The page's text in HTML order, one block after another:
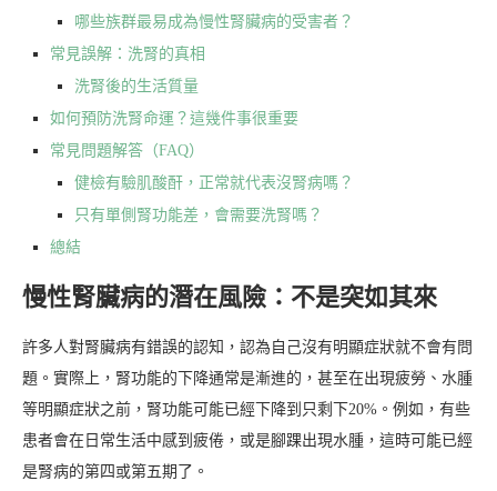
哪些族群最易成為慢性腎臟病的受害者？
常見誤解：洗腎的真相
洗腎後的生活質量
如何預防洗腎命運？這幾件事很重要
常見問題解答（FAQ）
健檢有驗肌酸酐，正常就代表沒腎病嗎？
只有單側腎功能差，會需要洗腎嗎？
總結
慢性腎臟病的潛在風險：不是突如其來
許多人對腎臟病有錯誤的認知，認為自己沒有明顯症狀就不會有問
題。實際上，腎功能的下降通常是漸進的，甚至在出現疲勞、水腫
等明顯症狀之前，腎功能可能已經下降到只剩下20%。例如，有些
患者會在日常生活中感到疲倦，或是腳踝出現水腫，這時可能已經
是腎病的第四或第五期了。